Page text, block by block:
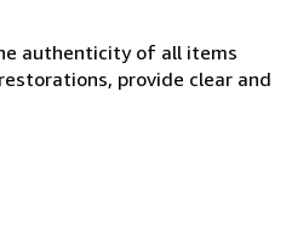
authenticity of all items
provide clear and